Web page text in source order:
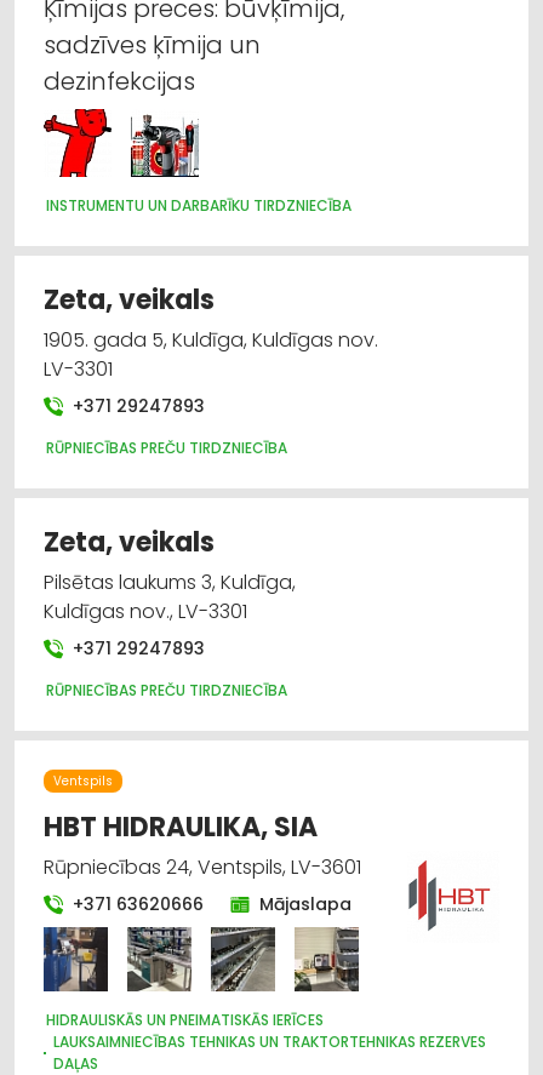
Ķīmijas preces: būvķīmija,
sadzīves ķīmija un
dezinfekcijas
INSTRUMENTU UN DARBARĪKU TIRDZNIECĪBA
Zeta, veikals
1905. gada 5, Kuldīga, Kuldīgas nov.
LV-3301
+371 29247893
RŪPNIECĪBAS PREČU TIRDZNIECĪBA
Zeta, veikals
Pilsētas laukums 3, Kuldīga,
Kuldīgas nov., LV-3301
+371 29247893
RŪPNIECĪBAS PREČU TIRDZNIECĪBA
Ventspils
HBT HIDRAULIKA, SIA
Rūpniecības 24, Ventspils, LV-3601
+371 63620666 Mājaslapa
HIDRAULISKĀS UN PNEIMATISKĀS IERĪCES
LAUKSAIMNIECĪBAS TEHNIKAS UN TRAKTORTEHNIKAS REZERVES
DAĻAS